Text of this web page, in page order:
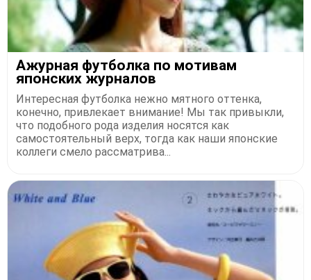
Ажурная футболка по мотивам
японских журналов
Интересная футболка нежно мятного оттенка,
конечно, привлекает внимание! Мы так привыкли,
что подобного рода изделия носятся как
самостоятельный верх, тогда как наши японские
коллеги смело рассматрива...